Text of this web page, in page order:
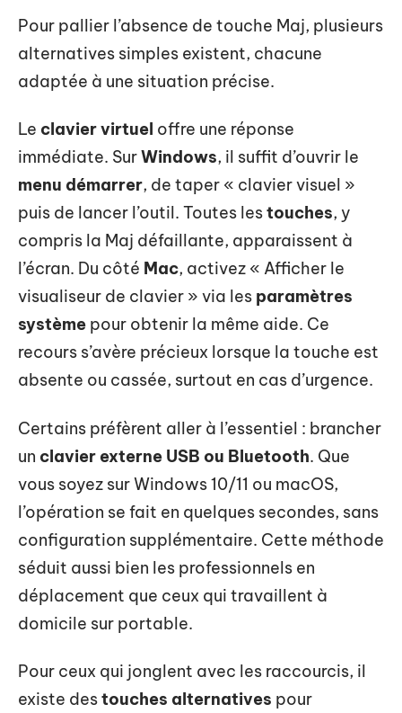
Pour pallier l’absence de touche Maj, plusieurs
alternatives simples existent, chacune
adaptée à une situation précise.
Le clavier virtuel offre une réponse
immédiate. SurWindows, il suffit d’ouvrir le
menu démarrer, de taper « clavier visuel »
puis de lancer l’outil. Toutes lestouches, y
compris la Maj défaillante, apparaissent à
l’écran. Du côté Mac, activez « Afficher le
visualiseur de clavier » via les paramètres
système pour obtenir la même aide. Ce
recours s’avère précieux lorsque la touche est
absente ou cassée, surtout en cas d’urgence.
Certains préfèrent aller à l’essentiel : brancher
un clavier externe USB ou Bluetooth. Que
vous soyez sur Windows 10/11 ou macOS,
l’opération se fait en quelques secondes, sans
configuration supplémentaire. Cette méthode
séduit aussi bien les professionnels en
déplacement que ceux qui travaillent à
domicile sur portable.
Pour ceux qui jonglent avec les raccourcis, il
existe destouches alternatives pour